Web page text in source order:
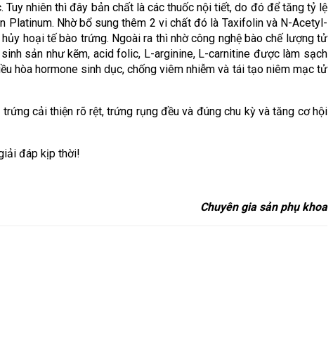
nhiên thì đây bản chất là các thuốc nội tiết, do đó để tăng tỷ lệ
Platinum. Nhờ bổ sung thêm 2 vi chất đó là Taxifolin và N-Acetyl-
hoại tế bào trứng. Ngoài ra thì nhờ công nghệ bào chế lượng tử
sản như kẽm, acid folic, L-arginine, L-carnitine được làm sạch
hòa hormone sinh dục, chống viêm nhiễm và tái tạo niêm mạc tử
cải thiện rõ rệt, trứng rụng đều và đúng chu kỳ và tăng cơ hội
đáp kịp thời!
Chuyên gia sản phụ khoa